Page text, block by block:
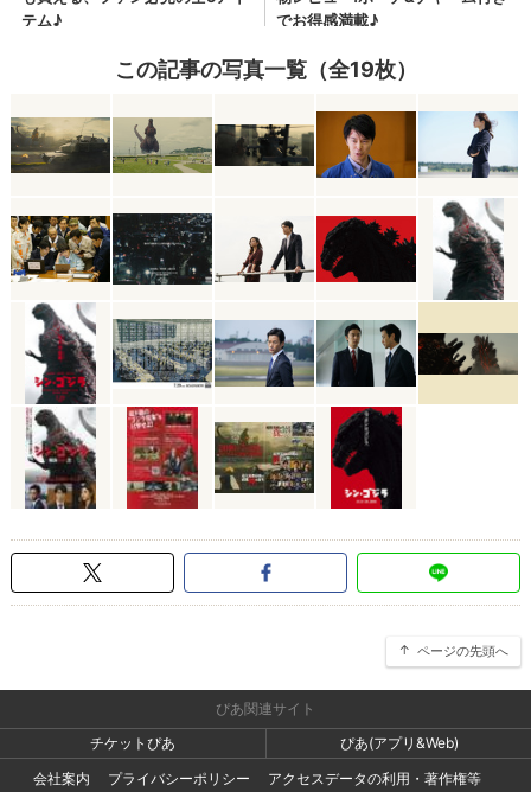
この記事の写真一覧（全19枚）
ページの先頭へ
ぴあ関連サイト
チケットぴあ
ぴあ(アプリ&Web)
会社案内
プライバシーポリシー アクセスデータの利用・著作権等